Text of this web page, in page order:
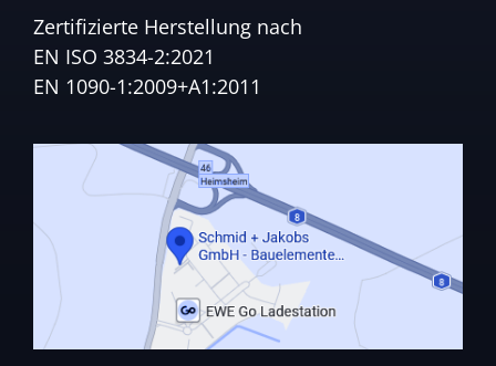
Zertifizierte Herstellung nach
EN ISO 3834-2:2021
EN 1090-1:2009+A1:2011